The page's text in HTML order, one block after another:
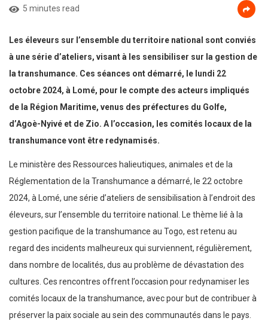
5 minutes read
Les éleveurs sur l’ensemble du territoire national sont conviés
à une série d’ateliers, visant à les sensibiliser sur la gestion de
la transhumance. Ces séances ont démarré, le lundi 22
octobre 2024, à Lomé, pour le compte des acteurs impliqués
de la Région Maritime, venus des préfectures du Golfe,
d’Agoè-Nyivé et de Zio. A l’occasion, les comités locaux de la
transhumance vont être redynamisés.
Le ministère des Ressources halieutiques, animales et de la
Réglementation de la Transhumance a démarré, le 22 octobre
2024, à Lomé, une série d’ateliers de sensibilisation à l’endroit des
éleveurs, sur l’ensemble du territoire national. Le thème lié à la
gestion pacifique de la transhumance au Togo, est retenu au
regard des incidents malheureux qui surviennent, régulièrement,
dans nombre de localités, dus au problème de dévastation des
cultures. Ces rencontres offrent l’occasion pour redynamiser les
comités locaux de la transhumance, avec pour but de contribuer à
préserver la paix sociale au sein des communautés dans le pays.